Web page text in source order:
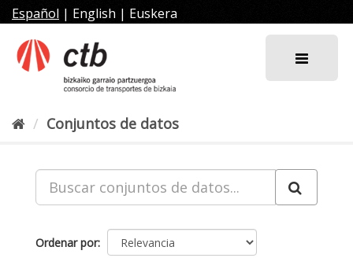
al
contenido
Español | English | Euskera
Conjuntos de datos
Ordenar por